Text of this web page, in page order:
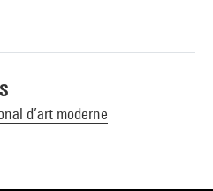
d’art moderne